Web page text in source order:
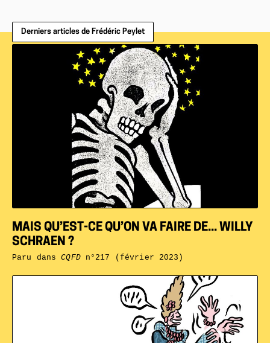
Derniers articles de Frédéric Peylet
MAIS QU’EST-CE QU’ON VA FAIRE DE... WILLY
SCHRAEN ?
Paru dansCQFDn°217 (février 2023)